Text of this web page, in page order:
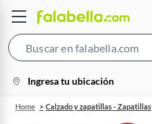
location-
icon
Ingresa tu ubicación
Home Calzado y zapatillas - Zapatillas